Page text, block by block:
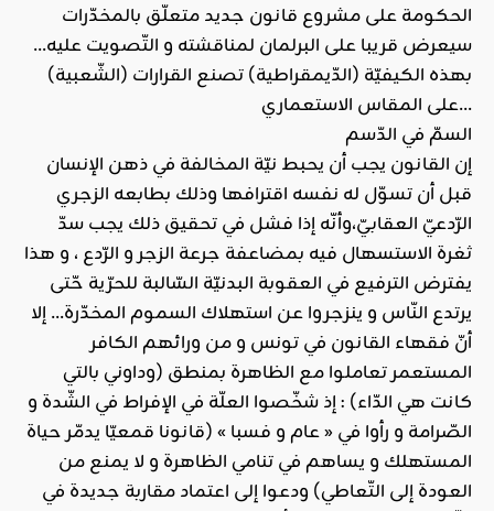
الحكومة على مشروع قانون جديد متعلّق بالمخدّرات
سيعرض قريبا على البرلمان لمناقشته و التّصويت عليه…
بهذه الكيفيّة (الدّيمقراطية) تصنع القرارات (الشّعبية)
على المقاس الاستعماري…
السمّ في الدّسم
إن القانون يجب أن يحبط نيّة المخالفة في ذهن الإنسان
قبل أن تسوّل له نفسه اقترافها وذلك بطابعه الزجري
الرّدعيّ العقابيّ،وأنّه إذا فشل في تحقيق ذلك يجب سدّ
ثغرة الاستسهال فيه بمضاعفة جرعة الزجر و الرّدع ، و هذا
يفترض الترفيع في العقوبة البدنيّة السّالبة للحرّية حّتى
يرتدع النّاس و ينزجروا عن استهلاك السموم المخدّرة… إلا
أنّ فقهاء القانون في تونس و من ورائهم الكافر
المستعمر تعاملوا مع الظاهرة بمنطق (وداوني بالتي
كانت هي الدّاء) : إذ شخّصوا العلّة في الإفراط في الشّدة و
الصّرامة و رأوا في « عام و فسبا » (قانونا قمعيّا يدمّر حياة
المستهلك و يساهم في تنامي الظاهرة و لا يمنع من
العودة إلى التّعاطي) ودعوا إلى اعتماد مقاربة جديدة في